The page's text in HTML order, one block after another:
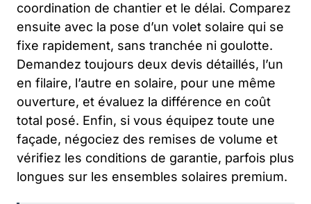
coordination de chantier et le délai. Comparez
ensuite avec la pose d’un volet solaire qui se
fixe rapidement, sans tranchée ni goulotte.
Demandez toujours deux devis détaillés, l’un
en filaire, l’autre en solaire, pour une même
ouverture, et évaluez la différence en coût
total posé. Enfin, si vous équipez toute une
façade, négociez des remises de volume et
vérifiez les conditions de garantie, parfois plus
longues sur les ensembles solaires premium.